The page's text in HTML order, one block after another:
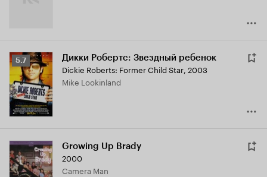
Рейтинг
Кинопоиска
5.7
5.7 Дикки Робертс: Звездный ребенок
Dickie Roberts: Former Child Star, 2003
Mike Lookinland
Growing Up Brady
2000
Camera Man